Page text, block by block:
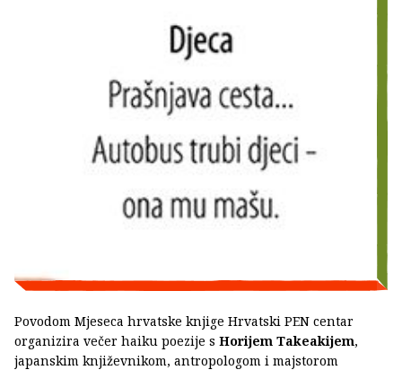
Povodom Mjeseca hrvatske knjige Hrvatski PEN centar
organizira večer haiku poezije s Horijem Takeakijem,
japanskim književnikom, antropologom i majstorom